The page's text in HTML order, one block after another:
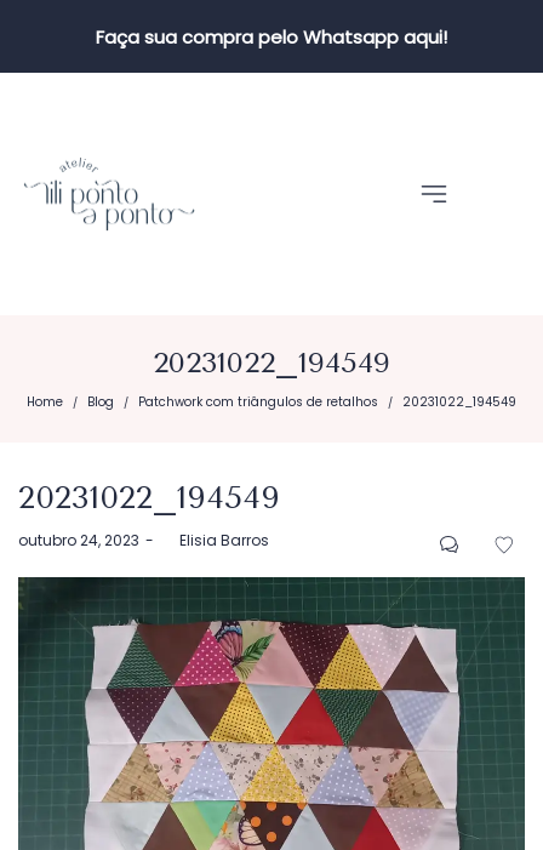
Faça sua compra pelo Whatsapp aqui!
20231022_194549
Home / Blog / Patchwork com triângulos de retalhos / 20231022_194549
20231022_194549
Postado
outubro 24, 2023 byElisia Barros